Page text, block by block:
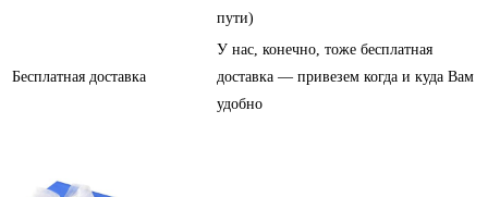
пути)
Бесплатная доставка
У нас, конечно, тоже бесплатная
доставка — привезем когда и куда Вам
удобно